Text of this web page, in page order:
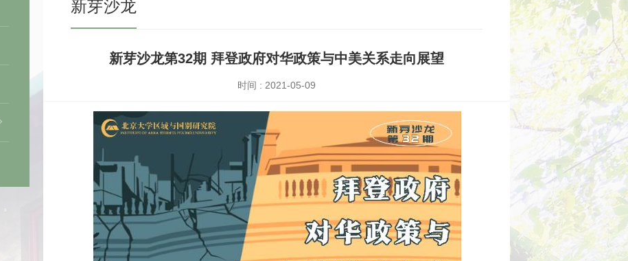
新芽沙龙
新芽沙龙第32期 拜登政府对华政策与中美关系走向展望
时间 : 2021-05-09